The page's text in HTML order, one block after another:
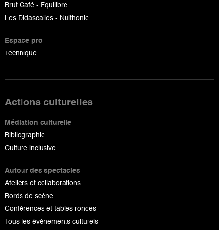
Brut Café - Equilibre
Les Didascalies - Nuithonie
Espace pro
Technique
Actions culturelles
Médiation culturelle
Bibliographie
Culture inclusive
Autour des spectacles
Ateliers et collaborations
Bords de scène
Conférences et tables rondes
Tous les événements culturels